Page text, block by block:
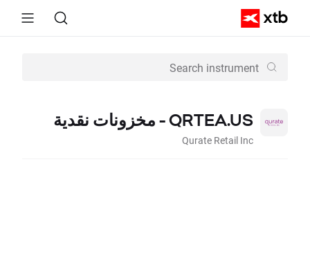
QRTEA.US - مخزونات نقدية
Qurate Retail Inc